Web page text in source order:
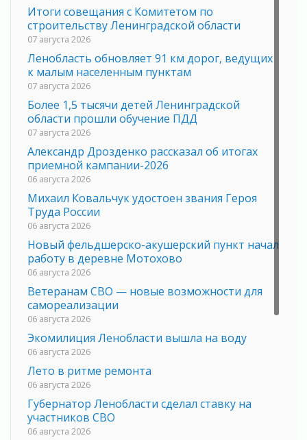
Итоги совещания с Комитетом по
строительству Ленинградской области
07 августа 2026
Ленобласть обновляет 91 км дорог, ведущих
к малым населенным пунктам
07 августа 2026
Более 1,5 тысячи детей Ленинградской
области прошли обучение ПДД
07 августа 2026
Александр Дрозденко рассказал об итогах
приемной кампании-2026
06 августа 2026
Михаил Ковальчук удостоен звания Героя
Труда России
06 августа 2026
Новый фельдшерско-акушерский пункт начал
работу в деревне Мотохово
06 августа 2026
Ветеранам СВО — новые возможности для
самореализации
06 августа 2026
Экомилиция Ленобласти вышла на воду
06 августа 2026
Лето в ритме ремонта
06 августа 2026
Губернатор Ленобласти сделал ставку на
участников СВО
06 августа 2026